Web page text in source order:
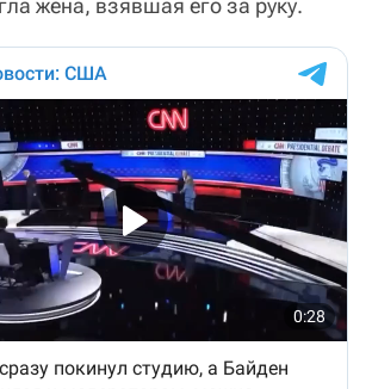
жена, взявшая его за руку.